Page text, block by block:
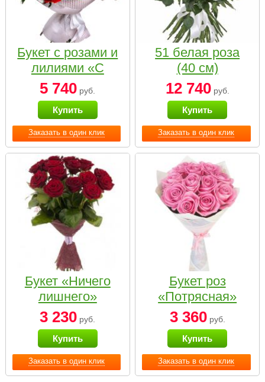
Заказать в один клик
Букет с розами и
лилиями «С
наилучшими
пожеланиями»
5 740 руб.
Купить
Заказать в один клик
51 белая роза
(40 см)
12 740руб.
Купить
Заказать в один клик
Букет «Ничего
лишнего»
3 230 руб.
Купить
Заказать в один клик
Букет роз
«Потрясная»
3 360руб.
Купить